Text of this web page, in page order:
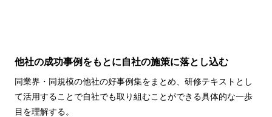
他社の成功事例をもとに自社の施策に落とし込む
同業界・同規模の他社の好事例集をまとめ、研修テキストとし
て活用することで自社でも取り組むことができる具体的な一歩
目を理解する。